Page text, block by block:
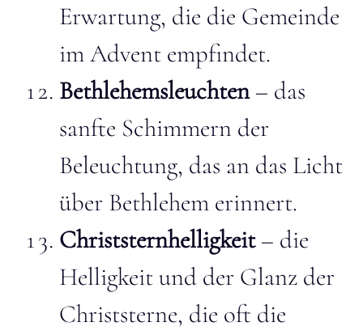
Erwartung, die die Gemeinde
im Advent empfindet.
Bethlehemsleuchten– das
sanfte Schimmern der
Beleuchtung, das an das Licht
über Bethlehem erinnert.
Christsternhelligkeit– die
Helligkeit und der Glanz der
Christsterne, die oft die